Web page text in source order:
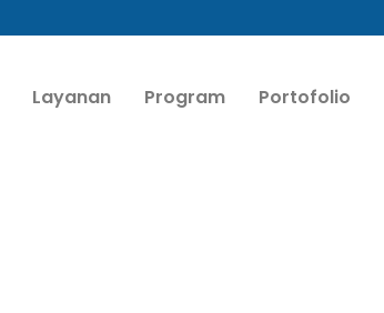
Layanan Program Portofolio